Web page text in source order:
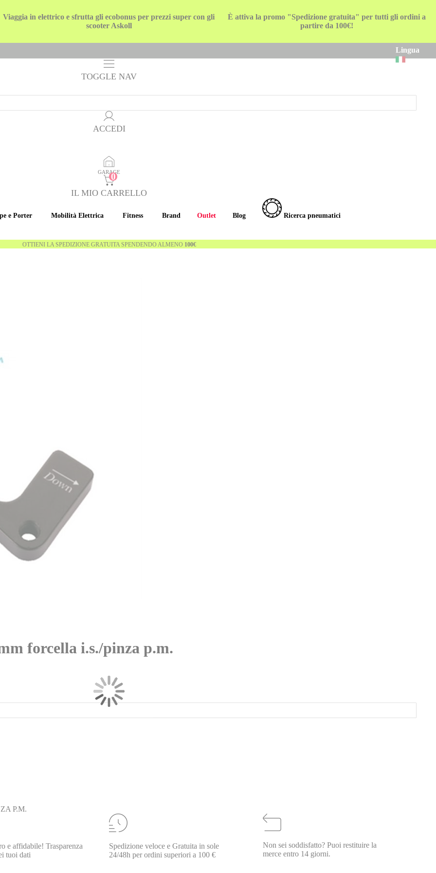
Viaggia in elettrico e sfrutta gli ecobonus per prezzi super con gli
scooter Askoll
È attiva la promo "Spedizione gratuita" per tutti gli ordini a
partire da 100€!
Lingua
TOGGLE NAV
ACCEDI
GARAGE
IL MIO CARRELLO
e Porter Mobilità Elettrica Fitness Brand Outlet Blog Ricerca pneumatici
OTTIENI LA SPEDIZIONE GRATUITA SPENDENDO ALMENO 100€
forcella i.s./pinza p.m.
P.M.
e affidabile! Trasparenza
tuoi dati
Spedizione veloce e Gratuita in sole
24/48h per ordini superiori a 100 €
Non sei soddisfatto? Puoi restituire la
merce entro 14 giorni.